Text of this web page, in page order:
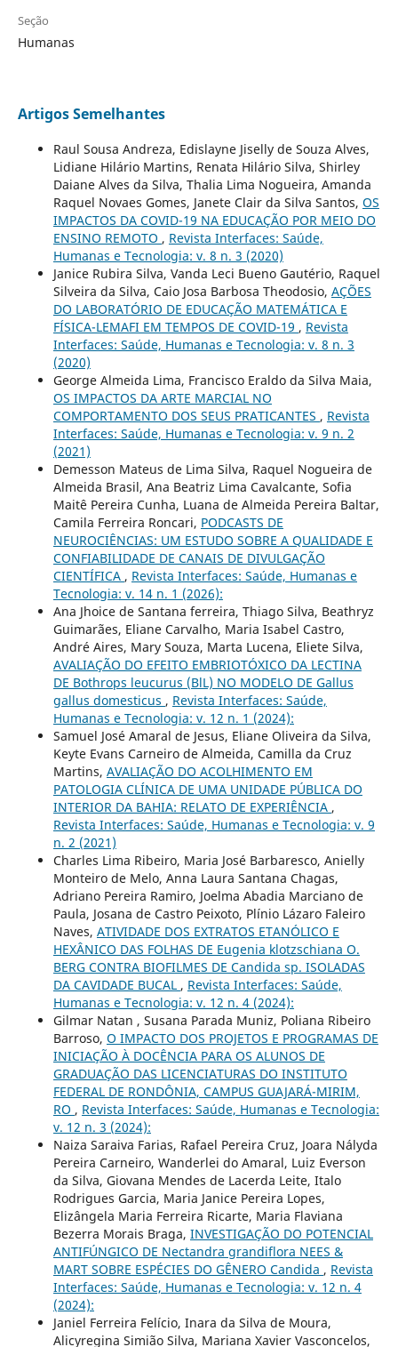
Seção
Humanas
Artigos Semelhantes
Raul Sousa Andreza, Edislayne Jiselly de Souza Alves,
Lidiane Hilário Martins, Renata Hilário Silva, Shirley
Daiane Alves da Silva, Thalia Lima Nogueira, Amanda
Raquel Novaes Gomes, Janete Clair da Silva Santos, OS
IMPACTOS DA COVID-19 NA EDUCAÇÃO POR MEIO DO
ENSINO REMOTO , Revista Interfaces: Saúde,
Humanas e Tecnologia: v. 8 n. 3 (2020)
Janice Rubira Silva, Vanda Leci Bueno Gautério, Raquel
Silveira da Silva, Caio Josa Barbosa Theodosio, AÇÕES
DO LABORATÓRIO DE EDUCAÇÃO MATEMÁTICA E
FÍSICA-LEMAFI EM TEMPOS DE COVID-19 , Revista
Interfaces: Saúde, Humanas e Tecnologia: v. 8 n. 3
(2020)
George Almeida Lima, Francisco Eraldo da Silva Maia,
OS IMPACTOS DA ARTE MARCIAL NO
COMPORTAMENTO DOS SEUS PRATICANTES , Revista
Interfaces: Saúde, Humanas e Tecnologia: v. 9 n. 2
(2021)
Demesson Mateus de Lima Silva, Raquel Nogueira de
Almeida Brasil, Ana Beatriz Lima Cavalcante, Sofia
Maitê Pereira Cunha, Luana de Almeida Pereira Baltar,
Camila Ferreira Roncari, PODCASTS DE
NEUROCIÊNCIAS: UM ESTUDO SOBRE A QUALIDADE E
CONFIABILIDADE DE CANAIS DE DIVULGAÇÃO
CIENTÍFICA , Revista Interfaces: Saúde, Humanas e
Tecnologia: v. 14 n. 1 (2026):
Ana Jhoice de Santana ferreira, Thiago Silva, Beathryz
Guimarães, Eliane Carvalho, Maria Isabel Castro,
André Aires, Mary Souza, Marta Lucena, Eliete Silva,
AVALIAÇÃO DO EFEITO EMBRIOTÓXICO DA LECTINA
DE Bothrops leucurus (BlL) NO MODELO DE Gallus
gallus domesticus , Revista Interfaces: Saúde,
Humanas e Tecnologia: v. 12 n. 1 (2024):
Samuel José Amaral de Jesus, Eliane Oliveira da Silva,
Keyte Evans Carneiro de Almeida, Camilla da Cruz
Martins, AVALIAÇÃO DO ACOLHIMENTO EM
PATOLOGIA CLÍNICA DE UMA UNIDADE PÚBLICA DO
INTERIOR DA BAHIA: RELATO DE EXPERIÊNCIA ,
Revista Interfaces: Saúde, Humanas e Tecnologia: v. 9
n. 2 (2021)
Charles Lima Ribeiro, Maria José Barbaresco, Anielly
Monteiro de Melo, Anna Laura Santana Chagas,
Adriano Pereira Ramiro, Joelma Abadia Marciano de
Paula, Josana de Castro Peixoto, Plínio Lázaro Faleiro
Naves, ATIVIDADE DOS EXTRATOS ETANÓLICO E
HEXÂNICO DAS FOLHAS DE Eugenia klotzschiana O.
BERG CONTRA BIOFILMES DE Candida sp. ISOLADAS
DA CAVIDADE BUCAL , Revista Interfaces: Saúde,
Humanas e Tecnologia: v. 12 n. 4 (2024):
Gilmar Natan , Susana Parada Muniz, Poliana Ribeiro
Barroso, O IMPACTO DOS PROJETOS E PROGRAMAS DE
INICIAÇÃO À DOCÊNCIA PARA OS ALUNOS DE
GRADUAÇÃO DAS LICENCIATURAS DO INSTITUTO
FEDERAL DE RONDÔNIA, CAMPUS GUAJARÁ-MIRIM,
RO , Revista Interfaces: Saúde, Humanas e Tecnologia:
v. 12 n. 3 (2024):
Naiza Saraiva Farias, Rafael Pereira Cruz, Joara Nályda
Pereira Carneiro, Wanderlei do Amaral, Luiz Everson
da Silva, Giovana Mendes de Lacerda Leite, Italo
Rodrigues Garcia, Maria Janice Pereira Lopes,
Elizângela Maria Ferreira Ricarte, Maria Flaviana
Bezerra Morais Braga, INVESTIGAÇÃO DO POTENCIAL
ANTIFÚNGICO DE Nectandra grandiflora NEES &
MART SOBRE ESPÉCIES DO GÊNERO Candida , Revista
Interfaces: Saúde, Humanas e Tecnologia: v. 12 n. 4
(2024):
Janiel Ferreira Felício, Inara da Silva de Moura,
Alicyregina Simião Silva, Mariana Xavier Vasconcelos,